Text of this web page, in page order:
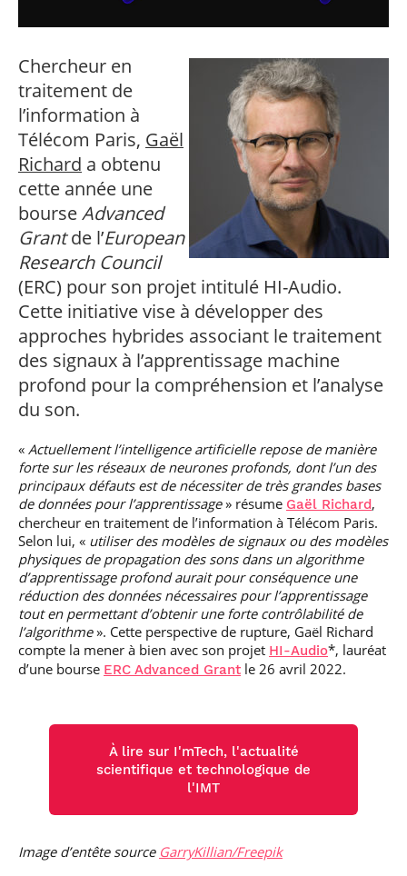
Paris
responsable : nos
Enquête 1er emploi
donnant accès aux
Corps techniques de
l’État
Artificielle en
alternance
Expert
cybersécurité des
réseaux et des
systèmes
d’information
Intelligence
Artificielle – Expert
Data & MLops
Intelligence
Artificielle
multimodale et
autonome
Je suis élève en
faire ?
Vous êtes admis,
préparez votre
arrivée
Financement
Entreprises &
solutions Mastère
Spécialisé
Brochures &
contacts
Événements des
formations de
Mastère Spécialisé
professionnel
• Journaliste
• Diplômé
• Créateur d’entreprise
Chercheur en
traitement de
l’information à
Télécom Paris, Gaël
Richard a obtenu
cette année une
bourseAdvanced
Grantde l’European
Research Council
(ERC) pour son projet intitulé HI-Audio.
Cette initiative vise à développer des
approches hybrides associant le traitement
des signaux à l’apprentissage machine
profond pour la compréhension et l’analyse
du son.
« Actuellement l’intelligence artificielle repose de manière
forte sur les réseaux de neurones profonds, dont l’un des
principaux défauts est de nécessiter de très grandes bases
de données pour l’apprentissage» résume Gaël Richard,
chercheur en traitement de l’information à Télécom Paris.
Selon lui, « utiliser des modèles de signaux ou des modèles
physiques de propagation des sons dans un algorithme
d’apprentissage profond aurait pour conséquence une
réduction des données nécessaires pour l’apprentissage
tout en permettant d’obtenir une forte contrôlabilité de
l’algorithme». Cette perspective de rupture, Gaël Richard
compte la mener à bien avec son projet HI-Audio*, lauréat
d’une bourse ERC Advanced Grant le 26 avril 2022.
À lire sur I'mTech, l'actualité
scientifique et technologique de
l'IMT
Image d’entête source GarryKillian/Freepik